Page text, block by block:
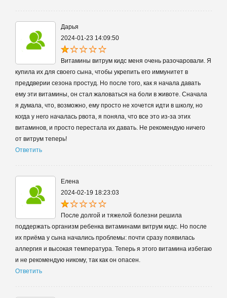
Дарья
2024-01-23 14:09:50
Витамины витрум кидс меня очень разочаровали. Я
купила их для своего сына, чтобы укрепить его иммунитет в
преддверии сезона простуд. Но после того, как я начала давать
ему эти витамины, он стал жаловаться на боли в животе. Сначала
я думала, что, возможно, ему просто не хочется идти в школу, но
когда у него началась рвота, я поняла, что все это из-за этих
витаминов, и просто перестала их давать. Не рекомендую ничего
от витрум теперь!
Ответить
Елена
2024-02-19 18:23:03
После долгой и тяжелой болезни решила
поддержать организм ребенка витаминами витрум кидс. Но после
их приёма у сына начались проблемы: почти сразу появилась
аллергия и высокая температура. Теперь я этого витамина избегаю
и не рекомендую никому, так как он опасен.
Ответить